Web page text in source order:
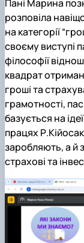
Пані Марина
розповіла
на категорії
своєму виступі
філософії
квадрат
гроші та
грамотності,
базується на
працях
заробляють, а й
страхові та